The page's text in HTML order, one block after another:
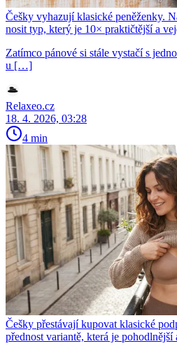
Češky vyhazují klasické peněženky.
nosit typ, který je 10× praktičtější a
Zatímco pánové si stále vystačí s
u […]
Relaxeo.cz
18. 4. 2026, 03:28
4 min
Češky přestávají kupovat klasické
přednost variantě, která je